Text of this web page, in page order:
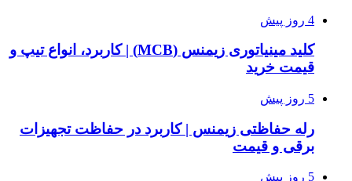
4 روز پیش
کلید مینیاتوری زیمنس (MCB) | کاربرد، انواع تیپ و
قیمت خرید
5 روز پیش
رله حفاظتی زیمنس | کاربرد در حفاظت تجهیزات
برقی و قیمت
5 روز پیش